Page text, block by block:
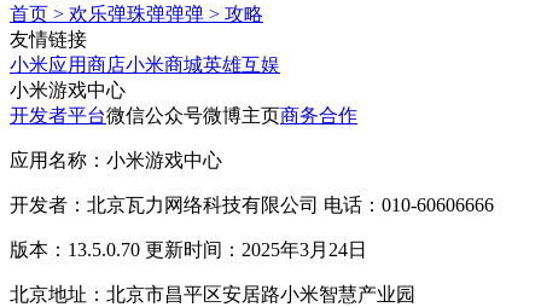
首页 > 欢乐弹珠弹弹弹 > 攻略
友情链接
小米应用商店小米商城英雄互娱
小米游戏中心
开发者平台微信公众号微博主页商务合作
应用名称：小米游戏中心
开发者：北京瓦力网络科技有限公司 电话：010-60606666
版本：13.5.0.70 更新时间：2025年3月24日
北京地址：北京市昌平区安居路小米智慧产业园